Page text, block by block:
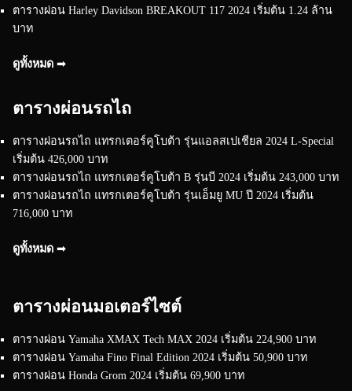
ตารางผ่อน Harley Davidson BREAKOUT 117 2024 เริ่มต้น 1.24 ล้าน
บาท
ดูทั้งหมด ➟
ตารางผ่อนรถไถ
ตารางผ่อนรถไถ แทรกเตอร์คูโบต้า รุ่นแอลสเปเชียล 2024 L-Special
เริ่มต้น 426,000 บาท
ตารางผ่อนรถไถ แทรกเตอร์คูโบต้า B รุ่นบี 2024 เริ่มต้น 243,000 บาท
ตารางผ่อนรถไถ แทรกเตอร์คูโบต้า รุ่นเอ็มยู MU ปี 2024 เริ่มต้น
716,000 บาท
ดูทั้งหมด ➟
ตารางผ่อนมอเตอร์ไซต์
ตารางผ่อน Yamaha XMAX Tech MAX 2024 เริ่มต้น 224,900 บาท
ตารางผ่อน Yamaha Fino Final Edition 2024 เริ่มต้น 50,900 บาท
ตารางผ่อน Honda Grom 2024 เริ่มต้น 69,900 บาท